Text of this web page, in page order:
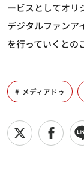
ービスとしてオリ
デジタルファンア
を行っていくとの
メディアドゥ